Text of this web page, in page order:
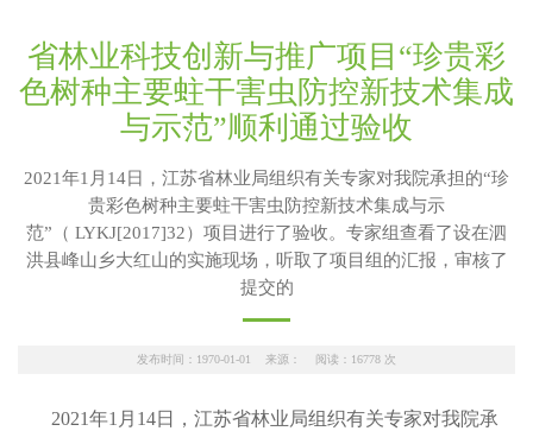
省林业科技创新与推广项目“珍贵彩
色树种主要蛀干害虫防控新技术集成
与示范”顺利通过验收
2021年1月14日，江苏省林业局组织有关专家对我院承担的“珍
贵彩色树种主要蛀干害虫防控新技术集成与示
范”（ LYKJ[2017]32）项目进行了验收。专家组查看了设在泗
洪县峰山乡大红山的实施现场，听取了项目组的汇报，审核了
提交的
发布时间：1970-01-01 来源： 阅读： 16778 次
2021年1月14日，江苏省林业局组织有关专家对我院承